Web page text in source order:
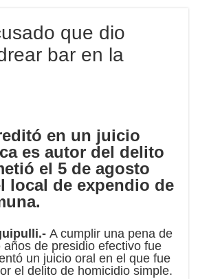
que dio
bar en la
en un juicio
es autor del delito
el 5 de agosto
local de expendio de
A cumplir una pena de
años de presidio efectivo fue
un juicio oral en el que fue
el delito de homicidio simple.